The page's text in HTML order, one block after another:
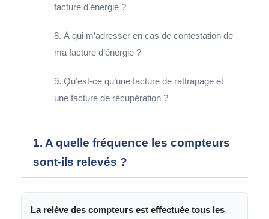
facture d’énergie ?
8. À qui m’adresser en cas de contestation de
ma facture d’énergie ?
9. Qu’est-ce qu’une facture de rattrapage et
une facture de récupération ?
1. A quelle fréquence les compteurs
sont-ils relevés ?
La relève des compteurs est effectuée tous les